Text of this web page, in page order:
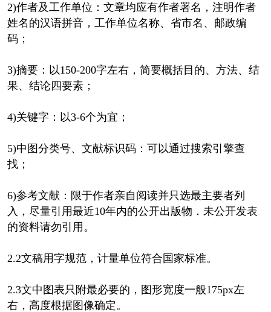
2)作者及工作单位：文章均应有作者署名，注明作者
姓名的汉语拼音，工作单位名称、省市名、邮政编
码；
3)摘要：以150-200字左右，简要概括目的、方法、结
果、结论四要素；
4)关键字：以3-6个为宜；
5)中图分类号、文献标识码：可以通过搜索引擎查
找；
6)参考文献：限于作者亲自阅读并只选最主要者列
入，尽量引用最近10年内的公开出版物．未公开发表
的资料请勿引用。
2.2文稿用字规范，计量单位符合国家标准。
2.3文中图表只附最必要的，图形宽度一般175px左
右，高度根据图像确定。